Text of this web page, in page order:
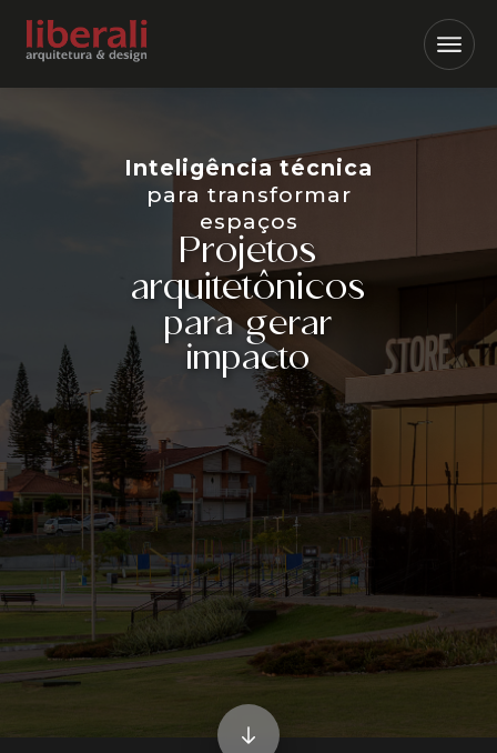
Abrir
Inteligência técnica
para transformar
espaços
Projetos
arquitetônicos
para gerar
impacto